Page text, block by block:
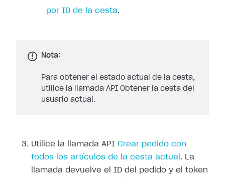
por ID de la cesta.
Nota:
Para obtener el estado actual de la cesta,
utilice la llamada API Obtener la cesta del
usuario actual.
Utilice la llamada API Crear pedido con
todos los artículos de la cesta actual . La
llamada devuelve el ID del pedido y el token